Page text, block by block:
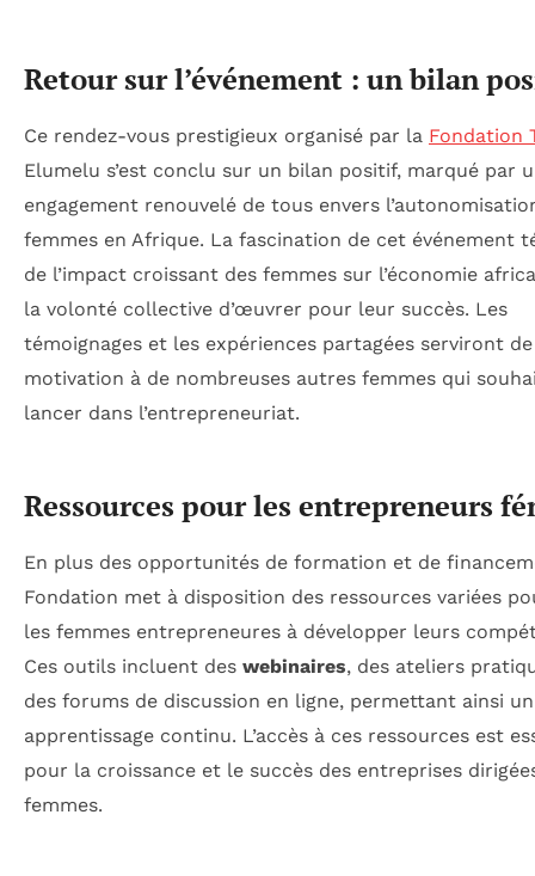
Retour sur l’événement : un bilan
Ce rendez-vous prestigieux organisé par la Fondation
Elumelu s’est conclu sur un bilan positif, marqué par
engagement renouvelé de tous envers
femmes en Afrique. La fascination de cet événement
de l’impact croissant des femmes sur l’économie
la volonté collective d’œuvrer pour leur succès. Les
témoignages et les expériences partagées serviront de
motivation à de nombreuses autres femmes qui
lancer dans l’entrepreneuriat.
Ressources pour les entrepreneurs
En plus des opportunités de formation et de
Fondation met à disposition des ressources variées
les femmes entrepreneures à développer leurs
Ces outils incluent des webinaires, des ateliers
des forums de discussion en ligne, permettant ainsi un
apprentissage continu. L’accès à ces ressources est
pour la croissance et le succès des entreprises
femmes.